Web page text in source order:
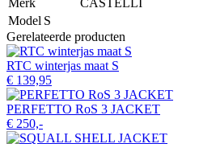
Model S
Gerelateerde producten
RTC winterjas maat S
€ 139,95
PERFETTO RoS 3 JACKET
€ 250,-